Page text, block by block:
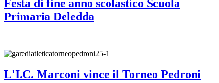
Festa di fine anno scolastico Scuola
Primaria Deledda
L'I.C. Marconi vince il Torneo Pedroni